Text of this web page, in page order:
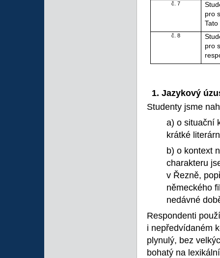
č. 7
pro
č. 8
pro
1. Jazykový
Studenty jsme
a) o situační
krátké
b) o kontext
charakteru
v Řezně,
německého
nedávné
Respondenti
i nepředvídaném
plynulý, bez
bohatý na